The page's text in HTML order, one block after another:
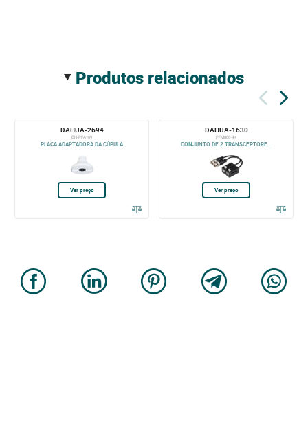
produtos relacionados
DAHUA-2694
DH-PFA109
PLACA ADAPTADORA DA CÚPULA
Ver preço
DAHUA-1630
PFM800-4K
CONJUNTO DE 2 TRANSCEPTORE...
Ver preço